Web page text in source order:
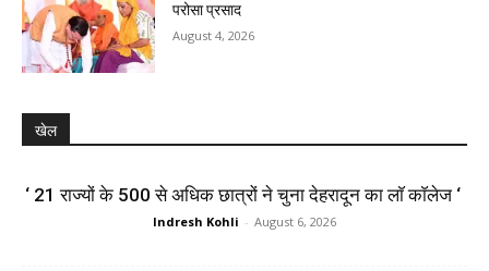
परोसा प्रसाद
August 4, 2026
खेल
‘ 21 राज्यों के 500 से अधिक छात्रों ने चुना देहरादून का लाॅ काॅलेज ‘
Indresh Kohli - August 6, 2026